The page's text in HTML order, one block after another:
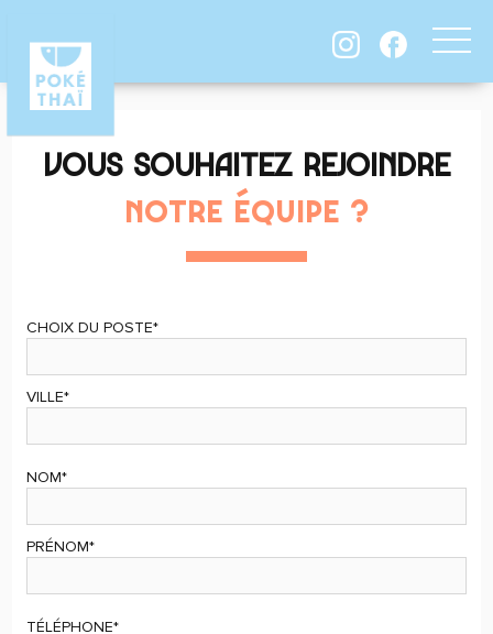
VOUS SOUHAITEZ REJOINDRE
NOTRE ÉQUIPE ?
CHOIX DU POSTE*
VILLE*
NOM*
PRÉNOM*
TÉLÉPHONE*